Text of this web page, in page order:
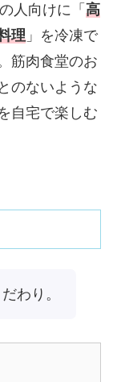
人向けに「 高
理 」を冷凍で
筋肉食堂のお
のないような
自宅で楽しむ
わり。